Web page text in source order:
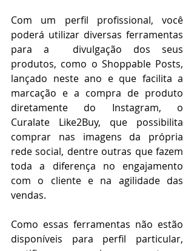
Com um perfil profissional, você
poderá utilizar diversas ferramentas
para a  divulgação dos seus
produtos, como o Shoppable Posts,
lançado neste ano e que facilita a
marcação e a compra de produto
diretamente do Instagram, o
Curalate Like2Buy, que possibilita
comprar nas imagens da própria
rede social, dentre outras que fazem
toda a diferença no engajamento
com o cliente e na agilidade das
vendas.
Como essas ferramentas não estão
disponíveis para perfil particular,